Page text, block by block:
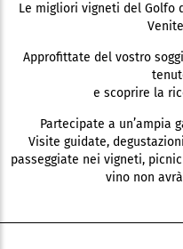
Le migliori vigneti del Golfo
Approfittate del vostro
e scoprire la
Partecipate a un’ampia
Visite guidate,
passeggiate nei vigneti,
vino non